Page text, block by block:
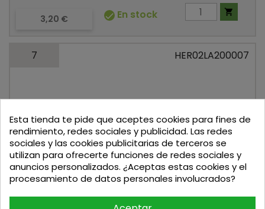
Precio
3,20 €  En stock 
7 HER02LA200007
ARANDELA PARA VÁLVULA 125 /
150 / 200 HERTELL
Fuera de
stock

Esta tienda te pide que aceptes cookies para fines de
rendimiento, redes sociales y publicidad. Las redes
sociales y las cookies publicitarias de terceros se
utilizan para ofrecerte funciones de redes sociales y
anuncios personalizados. ¿Aceptas estas cookies y el
procesamiento de datos personales involucrados?